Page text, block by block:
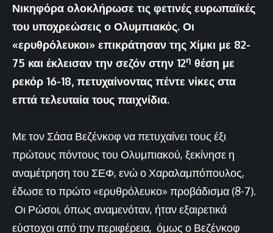
Νικηφόρα ολοκλήρωσε τις φετινές ευρωπαϊκές
του υποχρεώσεις ο Ολυμπιακός. Οι
«ερυθρόλευκοι» επικράτησαν της Χίμκι με 82-
75 και έκλεισαν την σεζόν στην 12η θέση με
ρεκόρ 16-18, πετυχαίνοντας πέντε νίκες στα
επτά τελευταία τους παιχνίδια.
Με τον Σάσα Βεζένκοφ να πετυχαίνει τους έξι
πρώτους πόντους του Ολυμπιακού, ξεκίνησε η
αναμέτρηση του ΣΕΦ, ενώ ο Χαραλαμπόπουλος,
έδωσε το πρώτο «ερυθρόλευκο» προβάδισμα (8-7).
Οι Ρώσοι, όπως αναμενόταν, ήταν εξαιρετικά
εύστοχοι από την περιφέρεια, όμως ο Βεζένκοφ